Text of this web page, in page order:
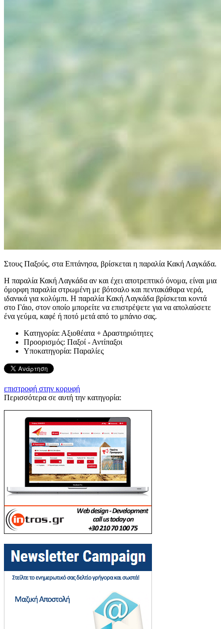
Στους Παξούς, στα Επτάνησα, βρίσκεται η παραλία Κακή Λαγκάδα.
Η παραλία Κακή Λαγκάδα αν και έχει αποτρεπτικό όνομα, είναι μια
όμορφη παραλία στρωμένη με βότσαλο και πεντακάθαρα νερά,
ιδανικά για κολύμπι. Η παραλία Κακή Λαγκάδα βρίσκεται κοντά
στο Γάιο, στον οποίο μπορείτε να επιστρέψετε για να απολαύσετε
ένα γεύμα, καφέ ή ποτό μετά από το μπάνιο σας.
Kατηγορία: Αξιοθέατα + Δραστηριότητες
Προορισμός: Παξοί - Αντίπαξοι
Υποκατηγορία: Παραλίες
επιστροφή στην κορυφή
Περισσότερα σε αυτή την κατηγορία: